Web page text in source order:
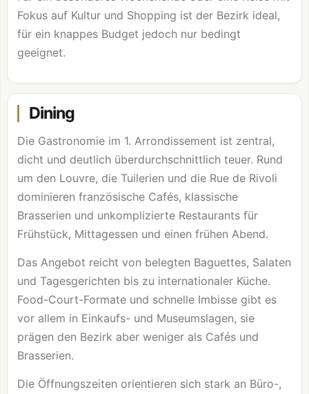
Fokus auf Kultur und Shopping ist der Bezirk ideal,
für ein knappes Budget jedoch nur bedingt
geeignet.
Dining
Die Gastronomie im 1. Arrondissement ist zentral,
dicht und deutlich überdurchschnittlich teuer. Rund
um den Louvre, die Tuilerien und die Rue de Rivoli
dominieren französische Cafés, klassische
Brasserien und unkomplizierte Restaurants für
Frühstück, Mittagessen und einen frühen Abend.
Das Angebot reicht von belegten Baguettes, Salaten
und Tagesgerichten bis zu internationaler Küche.
Food-Court-Formate und schnelle Imbisse gibt es
vor allem in Einkaufs- und Museumslagen, sie
prägen den Bezirk aber weniger als Cafés und
Brasserien.
Die Öffnungszeiten orientieren sich stark an Büro-,